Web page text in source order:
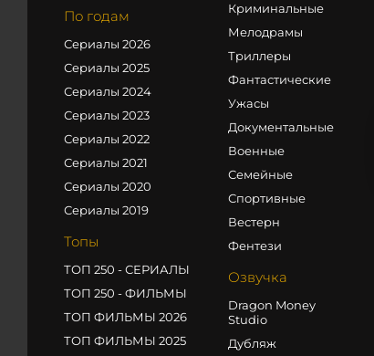
По годам
Сериалы 2026
Сериалы 2025
Сериалы 2024
Сериалы 2023
Сериалы 2022
Сериалы 2021
Сериалы 2020
Сериалы 2019
Топы
ТОП 250 - СЕРИАЛЫ
ТОП 250 - ФИЛЬМЫ
ТОП ФИЛЬМЫ 2026
ТОП ФИЛЬМЫ 2025
Криминальные
Мелодрамы
Триллеры
Фантастические
Ужасы
Документальные
Военные
Семейные
Спортивные
Вестерн
Фентези
Озвучка
Dragon Money
Studio
Дубляж